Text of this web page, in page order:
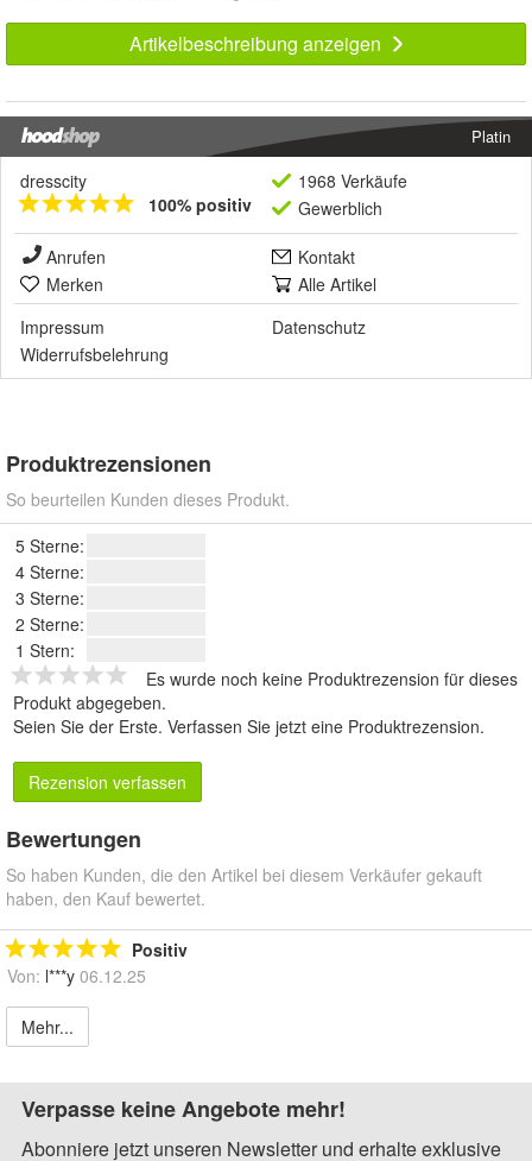
Artikelbeschreibung anzeigen
Platin
dresscity
100% positiv
1968 Verkäufe
Gewerblich
Anrufen
Kontakt
Merken
Alle Artikel
Impressum
Datenschutz
Widerrufsbelehrung
Produktrezensionen
So beurteilen Kunden dieses Produkt.
5 Sterne:
4 Sterne:
3 Sterne:
2 Sterne:
1 Stern:
Es wurde noch keine Produktrezension für dieses
Produkt abgegeben.
Seien Sie der Erste. Verfassen Sie jetzt eine Produktrezension.
Rezension verfassen
Bewertungen
So haben Kunden, die den Artikel bei diesem Verkäufer gekauft
haben, den Kauf bewertet.
Positiv
Von: l***y 06.12.25
Mehr...
Verpasse keine Angebote mehr!
Abonniere jetzt unseren Newsletter und erhalte exklusive